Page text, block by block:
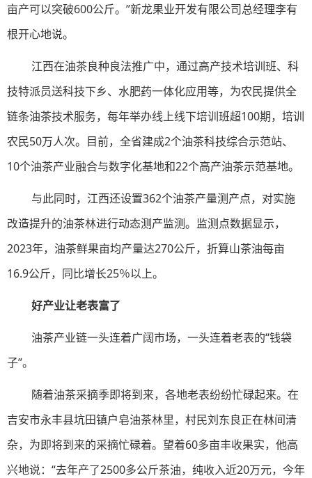
亩产可以突破600公斤。”新龙果业开发有限公司总经理李有
根开心地说。
江西在油茶良种良法推广中，通过高产技术培训班、科
技特派员送科技下乡、水肥药一体化应用等，为农民提供全
链条油茶技术服务，每年举办线上线下培训班超100期，培训
农民50万人次。目前，全省建成2个油茶科技综合示范站、
10个油茶产业融合与数字化基地和22个高产油茶示范基地。
与此同时，江西还设置362个油茶产量测产点，对实施
改造提升的油茶林进行动态测产监测。监测点数据显示，
2023年，油茶鲜果亩均产量达270公斤，折算山茶油每亩
16.9公斤，同比增长25％以上。
好产业让老表富了
油茶产业链一头连着广阔市场，一头连着老表的“钱袋
子”。
随着油茶采摘季即将到来，各地老表纷纷忙碌起来。在
吉安市永丰县坑田镇户皂油茶林里，村民刘东良正在林间清
杂，为即将到来的采摘忙碌着。望着60多亩丰收果实，他高
兴地说：“去年产了2500多公斤茶油，纯收入近20万元，今年